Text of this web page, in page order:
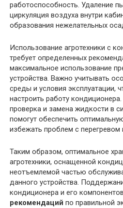
работоспособность. Удаление
циркуляция воздуха внутри
образования нежелательных
Использование агротехники с
требует определенных
максимальное использование
устройства. Важно учитывать
среды и условия эксплуатации,
настроить работу
проверка и замена жидкости в
помогут обеспечить
избежать проблем с перегревом
Таким образом, оптимальное
агротехники, оснащенной
неотъемлемой частью
данного устройства.
кондиционера и его
рекомендаций по правильной